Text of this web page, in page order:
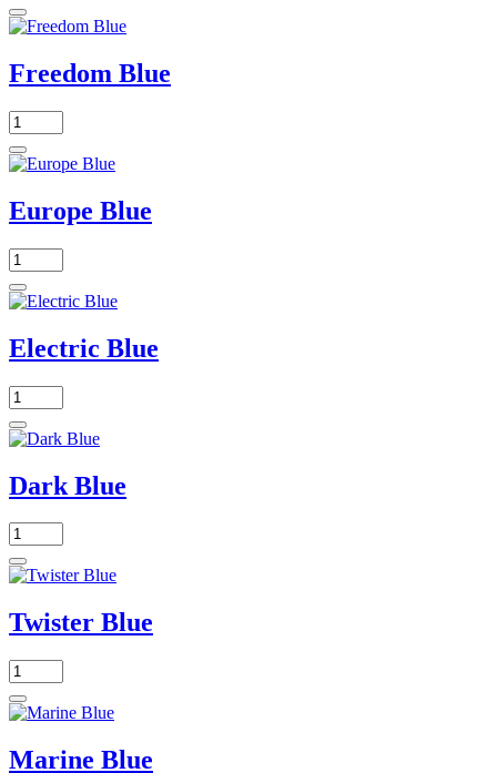
Freedom Blue
Europe Blue
Electric Blue
Dark Blue
Twister Blue
Marine Blue